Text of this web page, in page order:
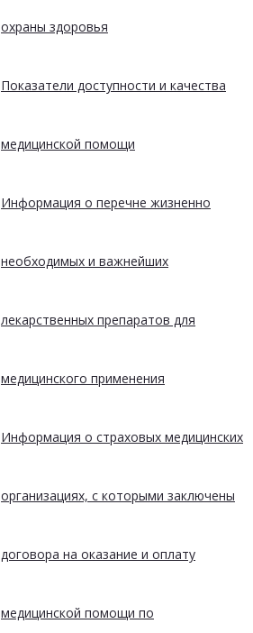
охраны здоровья
Показатели доступности и качества
медицинской помощи
Информация о перечне жизненно
необходимых и важнейших
лекарственных препаратов для
медицинского применения
Информация о страховых медицинских
организациях, с которыми заключены
договора на оказание и оплату
медицинской помощи по